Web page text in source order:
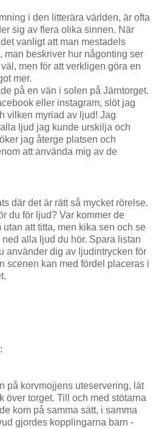
i den litterära världen, är ofta
sig av flera olika sinnen. När
vanligt att man mestadels
man beskriver hur någonting ser
men för att verkligen göra en
mer.
på en vän i solen på Järntorget.
eller instagram, slöt jag
vilken myriad av ljud! Jag
ljud jag kunde urskilja och
jag återge platsen och
att använda mig av de
där det är rätt så mycket rörelse.
du för ljud? Var kommer de
att titta, men kika sen och se
alla ljud du hör. Spara listan
använder dig av ljudintrycken för
scenen kan med fördel placeras i
på korvmojjens uteservering, lät
över torget. Till och med stötarna
kom på samma sätt, i samma
gjordes kopplingarna barn -